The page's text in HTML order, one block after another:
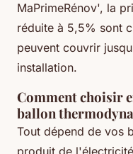
MaPrimeRénov', la
réduite à 5,5% sont
peuvent couvrir
installation.
Comment choisir
ballon
Tout dépend de vos